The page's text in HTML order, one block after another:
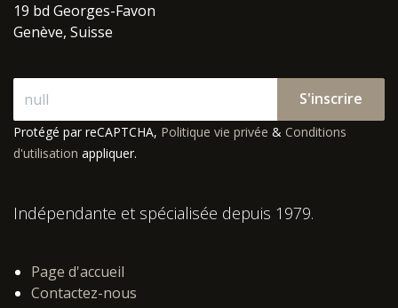
19 bd Georges-Favon
Genève, Suisse
S'inscrire
Protégé par reCAPTCHA, Politique vie privée & Conditions
d'utilisation appliquer.
Indépendante et spécialisée depuis 1979.
Page d'accueil
Contactez-nous